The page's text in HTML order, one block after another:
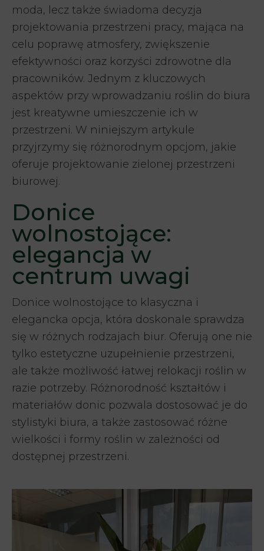
moda, lecz także świadoma decyzja
projektowania przestrzeni pracy, mająca na
celu poprawę atmosfery, zwiększenie
efektywności oraz korzyści zdrowotne dla
pracowników. Jednym z kluczowych
aspektów przy wprowadzaniu roślin do biura
jest kreatywne umieszczenie ich w
przestrzeni. W niniejszym artykule
przyjrzymy się różnorodnym opcjom, jakie
oferuje projektowanie zielonej przestrzeni
biurowej.
Donice
wolnostojące:
elegancja w
centrum uwagi
Donice wolnostojące to klasyczna i
elegancka opcja, która doskonale sprawdza
się w różnych rodzajach biur. Oferują one nie
tylko estetyczne uzupełnienie przestrzeni,
ale także możliwość łatwej relokacji roślin w
razie potrzeby. Różnorodność kształtów i
materiałów donic pozwala dostosować je do
stylistyki biura, a także zastosować różne
wielkości i formy roślin w zależności od
dostępnej przestrzeni.